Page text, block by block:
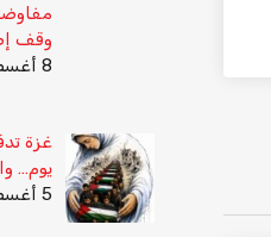
وقف
8 أغسطس، 2026
غزة
يوم…
5 أغسطس، 2026